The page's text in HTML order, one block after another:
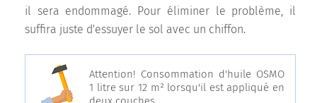
il sera endommagé. Pour éliminer le problème, il
suffira juste d'essuyer le sol avec un chiffon.
Attention! Consommation d'huile OSMO
1 litre sur 12 m² lorsqu'il est appliqué en